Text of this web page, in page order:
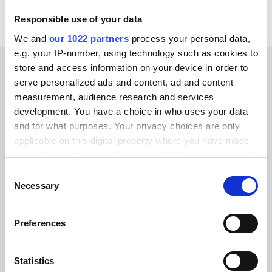
Responsible use of your data
We and our 1022 partners process your personal data,
e.g. your IP-number, using technology such as cookies to
store and access information on your device in order to
serve personalized ads and content, ad and content
measurement, audience research and services
development. You have a choice in who uses your data
and for what purposes. Your privacy choices are only
applicable on this digital property where you have made
your choices. You can change or withdraw your consent
the Privacy trigger icon.
Collect information about your geographical location
Identify your device by actively scanning it for
Selection
Necessary
Preferences
Statistics
ERFOLGSGESCHICHTEN UNSERER KUNDEN
Lesen Sie das Feedback
unserer zufriedenen Kunden
Kontrolle über unsere Daten. Endlich
können es systemübergreifend